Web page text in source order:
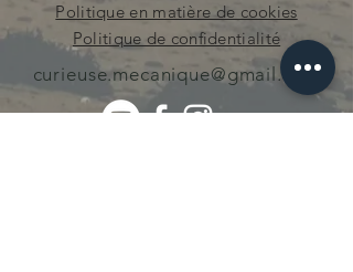
Politique en matière de cookies
Politique de confidentialité
curieuse.mecanique@gmail.com